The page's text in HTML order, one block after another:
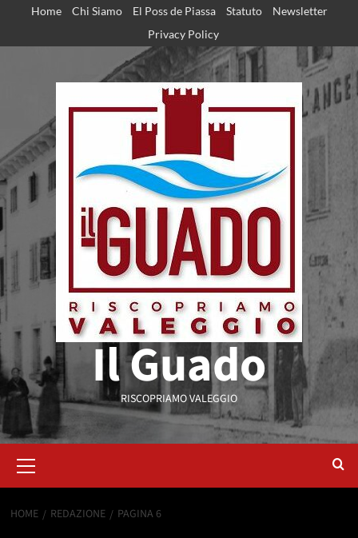
Home Chi Siamo El Poss de Piassa Statuto
Newsletter
Privacy Policy
Il Guado
RISCOPRIAMO VALEGGIO
HOME REDAZIONE PAGINA 6